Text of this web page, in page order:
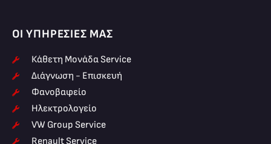
ΟΙ ΥΠΗΡΕΣΊΕΣ ΜΑΣ
Κάθετη Μονάδα Service
Διάγνωση - Επισκευή
Φανοβαφείο
Ηλεκτρολογείο
VW Group Service
Renault Service